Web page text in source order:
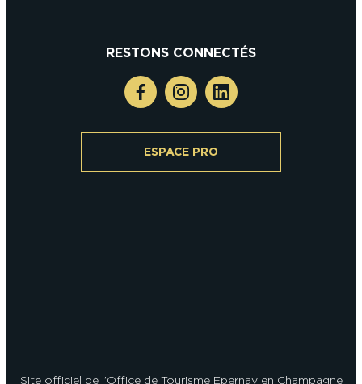
RESTONS CONNECTÉS
ESPACE PRO
Site officiel de l’Office de Tourisme Epernay en Champagne